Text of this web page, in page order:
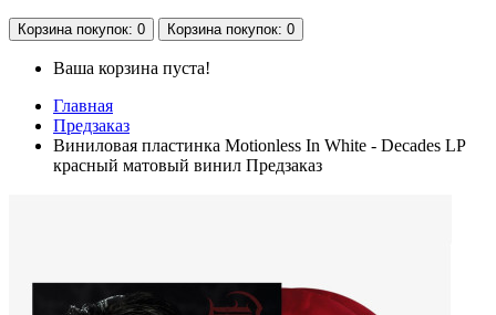
Корзина покупок: 0 Корзина покупок: 0
Ваша корзина пуста!
Главная
Предзаказ
Виниловая пластинка Motionless In White - Decades LP
красный матовый винил Предзаказ